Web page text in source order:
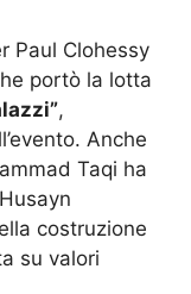
Paul Clohessy
portò la lotta
,
Anche
Taqi ha
costruzione
su valori